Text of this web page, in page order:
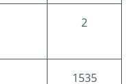
2
1535